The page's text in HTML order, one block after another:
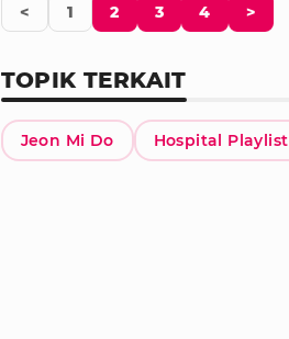
< 1 2 3 4 >
TOPIK TERKAIT
Jeon Mi Do Hospital Playlist